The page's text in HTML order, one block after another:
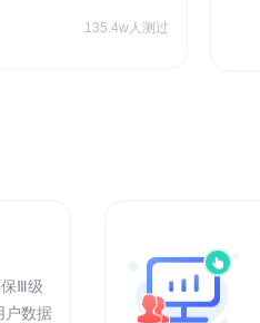
135.4w人测过
Ⅲ级
户数据